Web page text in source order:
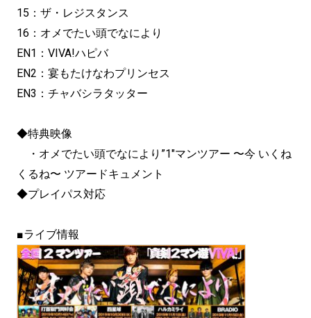
15：ザ・レジスタンス
16：オメでたい頭でなにより
EN1：VIVA!ハピバ
EN2：宴もたけなわプリンセス
EN3：チャバシラタッター
◆特典映像
・オメでたい頭でなにより”1″マンツアー 〜今 いくね
くるね〜 ツアードキュメント
◆プレイパス対応
■ライブ情報